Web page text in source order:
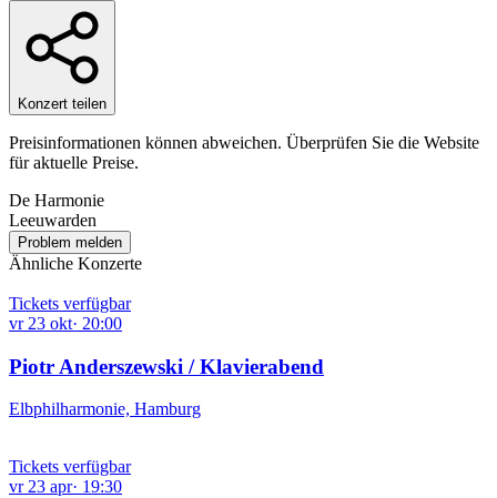
Konzert teilen
Preisinformationen können abweichen. Überprüfen Sie die Website
für aktuelle Preise.
De Harmonie
Leeuwarden
Problem melden
Ähnliche Konzerte
Tickets verfügbar
vr 23 okt· 20:00
Piotr Anderszewski / Klavierabend
Elbphilharmonie, Hamburg
Tickets verfügbar
vr 23 apr· 19:30